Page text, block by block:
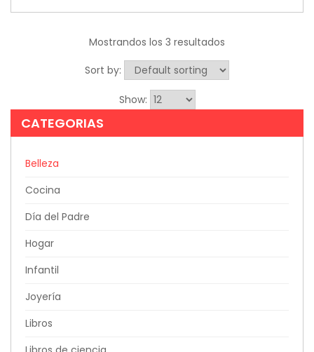
Mostrandos los 3 resultados
Sort by:
Show:
CATEGORIAS
Belleza
Cocina
Día del Padre
Hogar
Infantil
Joyería
Libros